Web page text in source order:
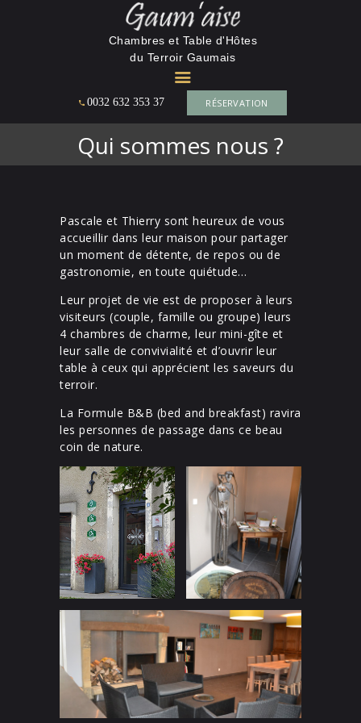
Chambres et Table d'Hôtes
du Terroir Gaumais
0032 632 353 37 RÉSERVATION
Qui sommes nous ?
La Gaumaise
CHAMBRES ET TABLE D'HÔTES DU TERROIR GAUMAIS
ACCUEIL
TARIF &
CONTACT
Pascale et Thierry sont heureux de vous
accueillir dans leur maison pour partager
un moment de détente, de repos ou de
gastronomie, en toute quiétude…
Leur projet de vie est de proposer à leurs
visiteurs (couple, famille ou groupe) leurs
4 chambres de charme, leur mini-gîte et
leur salle de convivialité et d’ouvrir leur
table à ceux qui apprécient les saveurs du
terroir.
La Formule B&B (bed and breakfast) ravira
les personnes de passage dans ce beau
coin de nature.